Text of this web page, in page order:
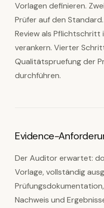
Vorlagen definieren.
Prüfer auf den
Review als Pflichtschritt
verankern. Vierter
Qualitätspruefung der
durchführen.
Evidence-
Der Auditor erwartet:
Vorlage, vollständig
Nachweis und